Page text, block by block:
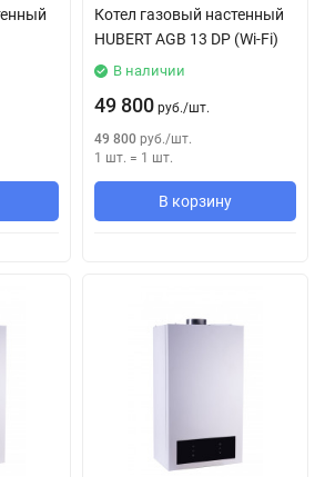
Котел газовый настенный
HUBERT AGB 13 DP (Wi-Fi)
В наличии
49 800 руб./шт.
49 800 руб./шт.
1 шт. = 1 шт.
В корзину